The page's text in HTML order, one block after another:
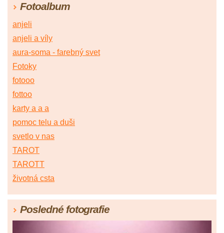
Fotoalbum
anjeli
anjeli a víly
aura-soma - farebný svet
Fotoky
fotooo
fottoo
karty a a a
pomoc telu a duši
svetlo v nas
TAROT
TAROTT
životná csta
Posledné fotografie